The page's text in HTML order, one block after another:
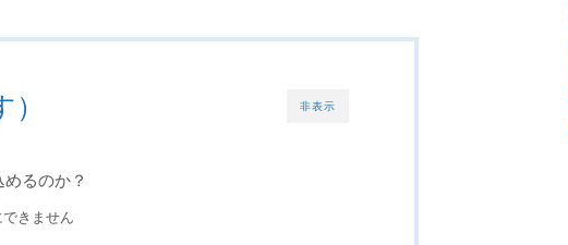
非表示
るのか？
きません